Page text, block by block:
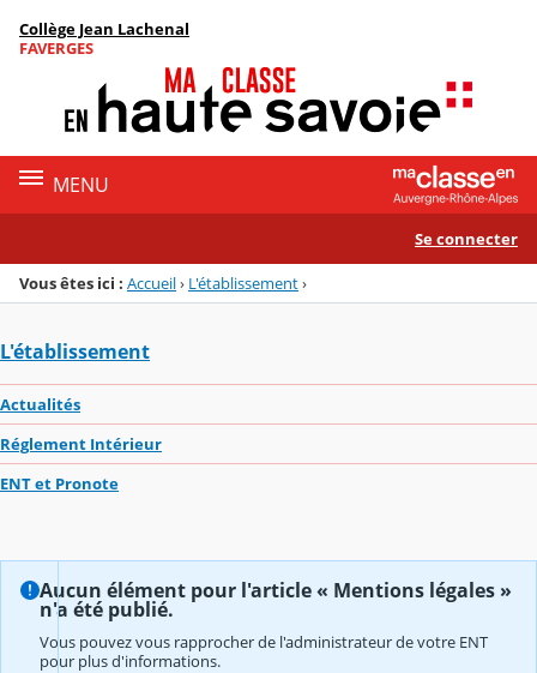
Menu de la rubrique
Contenu
Collège Jean Lachenal
FAVERGES
MENU
Se connecter
Vous êtes ici : Accueil› L'établissement›
L'établissement
Actualités
Réglement Intérieur
ENT et Pronote
Aucun élément pour l'article « Mentions légales »
n'a été publié.
Vous pouvez vous rapprocher de l'administrateur de votre ENT
pour plus d'informations.